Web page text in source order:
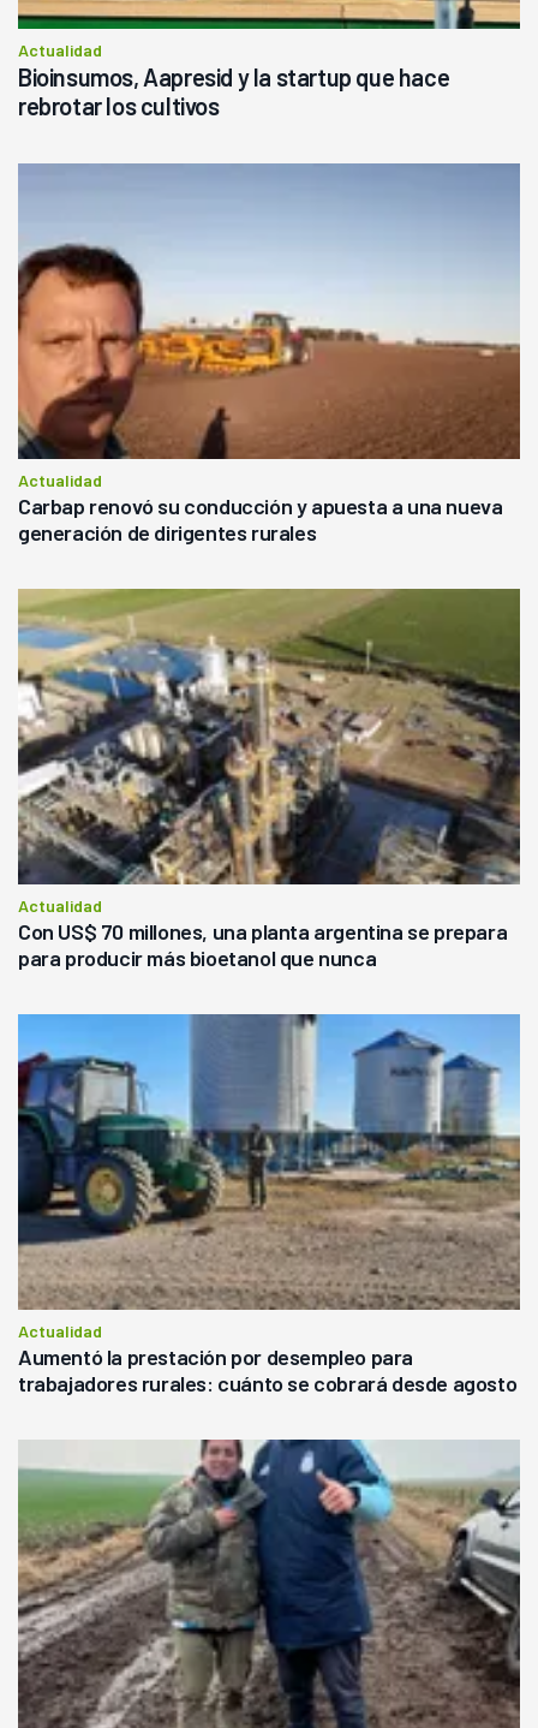
Actualidad
Bioinsumos, Aapresid y la startup que hace
rebrotar los cultivos
Actualidad
Carbap renovó su conducción y apuesta a una nueva
generación de dirigentes rurales
Actualidad
Con US$ 70 millones, una planta argentina se prepara
para producir más bioetanol que nunca
Actualidad
Aumentó la prestación por desempleo para
trabajadores rurales: cuánto se cobrará desde agosto